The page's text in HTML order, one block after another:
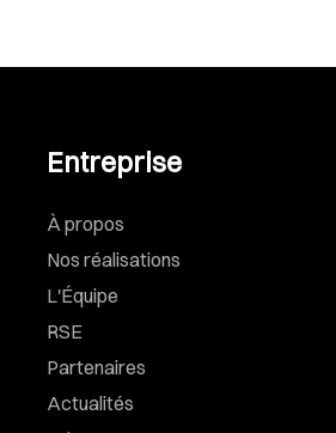
Entreprise
À propos
Nos réalisations
L'Équipe
RSE
Partenaires
Actualités